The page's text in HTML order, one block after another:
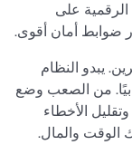
الرقمية على
ضوابط أمان أقوى.
يبدو النظام
من الصعب وضع
الأخطاء
الوقت والمال.